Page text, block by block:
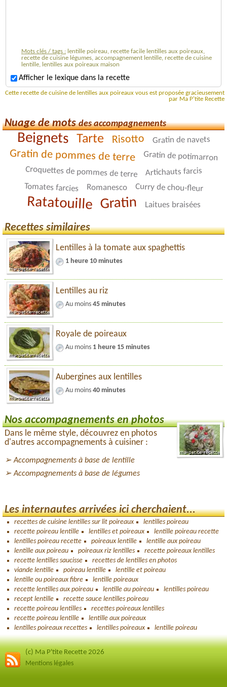
Mots clés / tags : lentille poireau, recette facile lentilles aux poireaux,
recette de cuisine légumes, accompagnement lentille, recette de cuisine
lentille, lentilles aux poireaux maison
Afficher le lexique dans la recette
Cette recette de cuisine de lentilles aux poireaux vous est proposée gracieusement
par Ma P'tite Recette
Nuage de motsdes accompagnements
Beignets Tarte Risotto Gratin de navets
Gratin de pommes de terre Gratin de potimarron
Croquettes de pommes de terre Artichauts farcis
Tomates farcies Romanesco Curry de chou-fleur
Ratatouille Gratin Laitues braisées
Recettes similaires
Lentilles à la tomate aux spaghettis
1 heure 10 minutes
Lentilles au riz
Au moins 45 minutes
Royale de poireaux
Au moins 1 heure 15 minutes
Aubergines aux lentilles
Au moins 40 minutes
Nos accompagnements en photos
Dans le même style, découvrez en photos
d'autres accompagnements à cuisiner :
Accompagnements à base de lentille
Accompagnements à base de légumes
Les internautes arrivées ici cherchaient...
recettes de cuisine lentilles sur lit poireaux
lentilles poireau
recette poireau lentille
lentilles et poireaux
lentille poireau recette
lentilles poireau recette
poireaux lentille
lentille aux poireau
lentille aux poireau
poireaux riz lentilles
recette poireaux lentilles
recette lentilles saucisse
recettes de lentilles en photos
viande lentille
poireau lentille
lentille et poireau
lentille ou poireaux fibre
lentille poireaux
recette lentilles aux poireau
lentille au poireau
lentilles poireau
recept lentille
recette sauce lentilles poireau
recette poireau lentilles
recettes poireaux lentilles
recette poireau lentille
lentille aux poireaux
lentilles poireaux recettes
lentilles poireaux lentille poireau
(c) Ma P'tite Recette 2026
Mentions légales